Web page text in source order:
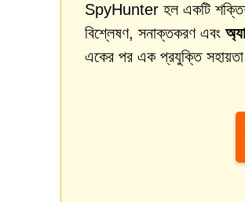
SpyHunter হল একটি
বিশ্লেষণ, সনাক্তকরণ এবং
একের পর এক প্রযুক্তি সহায়তা